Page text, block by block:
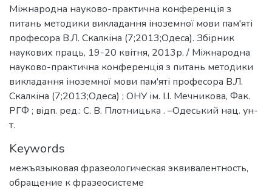
Міжнародна науково-практична конференція з
питань методики викладання іноземної мови пам'яті
професора В.Л. Скалкіна (7;2013;Одеса). Збірник
наукових праць, 19-20 квітня, 2013р. / Міжнародна
науково-практична конференція з питань методики
викладання іноземної мови пам'яті професора В.Л.
Скалкіна (7;2013;Одеса) ; ОНУ ім. І.І. Мечникова, Фак.
РГФ ; відп. ред.: С. В. Плотницька . –Одеський нац. ун-
т.
Keywords
межъязыковая фразеологическая эквивалентность,
обращение к фразеосистеме